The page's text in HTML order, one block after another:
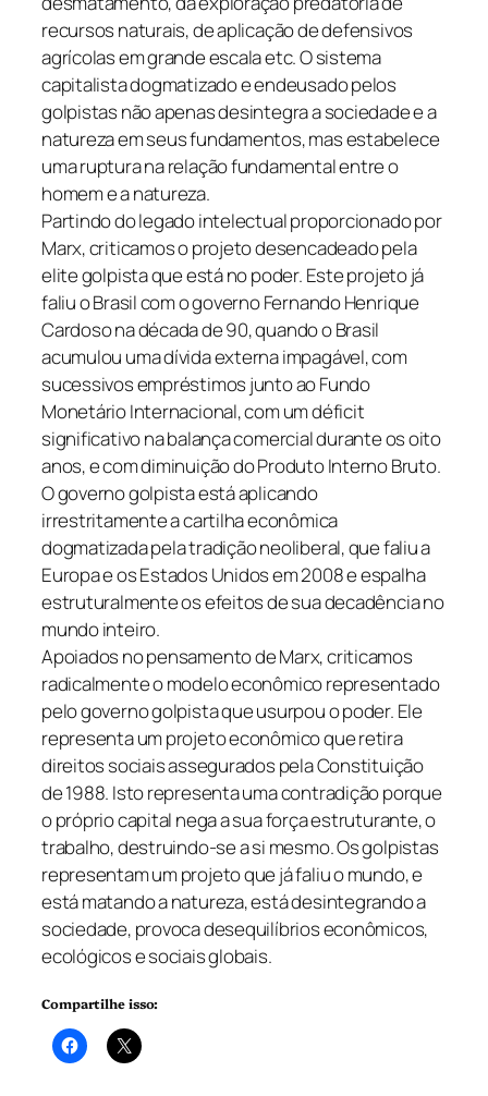
recursos naturais, de aplicação de defensivos
agrícolas em grande escala etc. O sistema
capitalista dogmatizado e endeusado pelos
golpistas não apenas desintegra a sociedade e a
natureza em seus fundamentos, mas estabelece
uma ruptura na relação fundamental entre o
homem e a natureza.
Partindo do legado intelectual proporcionado por
Marx, criticamos o projeto desencadeado pela
elite golpista que está no poder. Este projeto já
faliu o Brasil com o governo Fernando Henrique
Cardoso na década de 90, quando o Brasil
acumulou uma dívida externa impagável, com
sucessivos empréstimos junto ao Fundo
Monetário Internacional, com um déficit
significativo na balança comercial durante os oito
anos, e com diminuição do Produto Interno Bruto.
O governo golpista está aplicando
irrestritamente a cartilha econômica
dogmatizada pela tradição neoliberal, que faliu a
Europa e os Estados Unidos em 2008 e espalha
estruturalmente os efeitos de sua decadência no
mundo inteiro.
Apoiados no pensamento de Marx, criticamos
radicalmente o modelo econômico representado
pelo governo golpista que usurpou o poder. Ele
representa um projeto econômico que retira
direitos sociais assegurados pela Constituição
de 1988. Isto representa uma contradição porque
o próprio capital nega a sua força estruturante, o
trabalho, destruindo-se a si mesmo. Os golpistas
representam um projeto que já faliu o mundo, e
está matando a natureza, está desintegrando a
sociedade, provoca desequilíbrios econômicos,
ecológicos e sociais globais.
Compartilhe isso: